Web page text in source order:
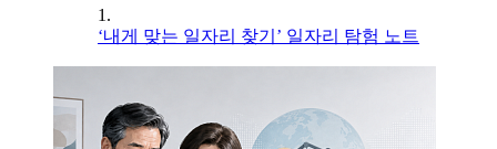
1.
‘내게 맞는 일자리 찾기’ 일자리 탐험 노트